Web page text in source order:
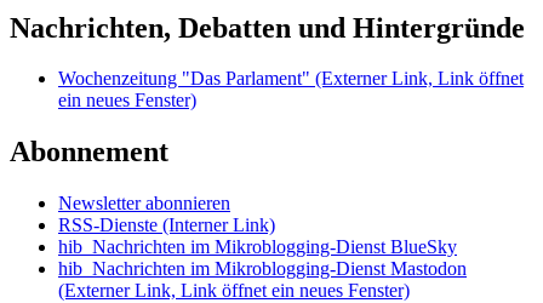
Nachrichten, Debatten und Hintergründe
Wochenzeitung "Das Parlament" (Externer Link, Link öffnet
ein neues Fenster)
Abonnement
Newsletter abonnieren
RSS-Dienste (Interner Link)
hib_Nachrichten im Mikroblogging-Dienst BlueSky
hib_Nachrichten im Mikroblogging-Dienst Mastodon
(Externer Link, Link öffnet ein neues Fenster)